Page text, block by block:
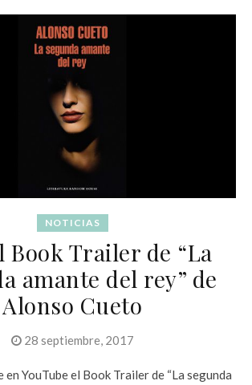
NOTICIAS
Book Trailer de “La
amante del rey” de
Alonso Cueto
28 septiembre, 2017
en YouTube el Book Trailer de “La segunda